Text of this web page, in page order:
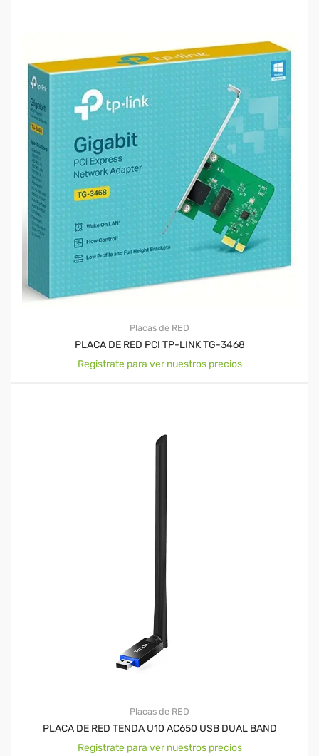
Placas de RED
PLACA DE RED PCI TP-LINK TG-3468
Registrate para ver nuestros precios
Placas de RED
PLACA DE RED TENDA U10 AC650 USB DUAL BAND
Registrate para ver nuestros precios